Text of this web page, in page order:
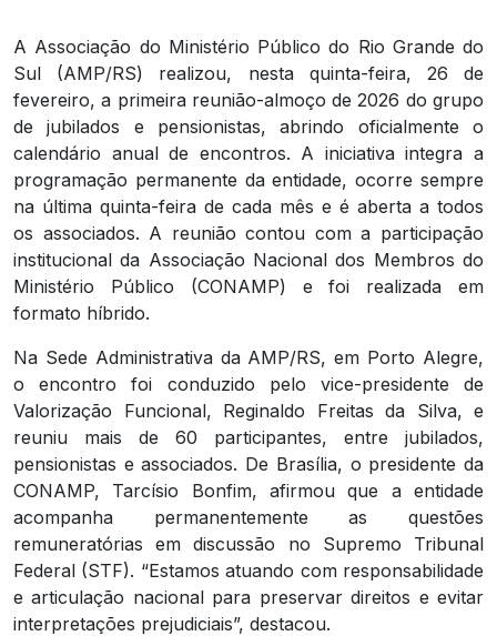
A Associação do Ministério Público do Rio Grande do
Sul (AMP/RS) realizou, nesta quinta-feira, 26 de
fevereiro, a primeira reunião-almoço de 2026 do grupo
de jubilados e pensionistas, abrindo oficialmente o
calendário anual de encontros. A iniciativa integra a
programação permanente da entidade, ocorre sempre
na última quinta-feira de cada mês e é aberta a todos
os associados. A reunião contou com a participação
institucional da Associação Nacional dos Membros do
Ministério Público (CONAMP) e foi realizada em
formato híbrido.
Na Sede Administrativa da AMP/RS, em Porto Alegre,
o encontro foi conduzido pelo vice-presidente de
Valorização Funcional, Reginaldo Freitas da Silva, e
reuniu mais de 60 participantes, entre jubilados,
pensionistas e associados. De Brasília, o presidente da
CONAMP, Tarcísio Bonfim, afirmou que a entidade
acompanha permanentemente as questões
remuneratórias em discussão no Supremo Tribunal
Federal (STF). “Estamos atuando com responsabilidade
e articulação nacional para preservar direitos e evitar
interpretações prejudiciais”, destacou.